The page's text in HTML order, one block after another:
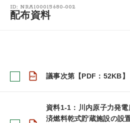
ID: NRA100015680-002
配布資料
議事次第【PDF：52KB】
資料1-1：川内原子力発
済燃料乾式貯蔵施設の設